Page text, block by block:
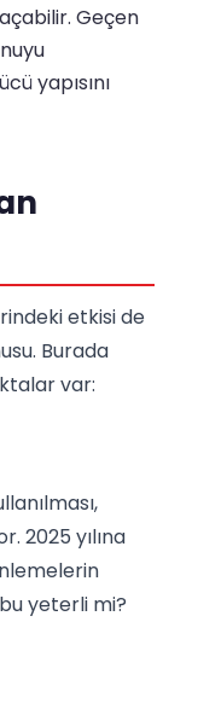
Geçen
yapısını
etkisi de
Burada
var:
2025 yılına
yeterli mi?